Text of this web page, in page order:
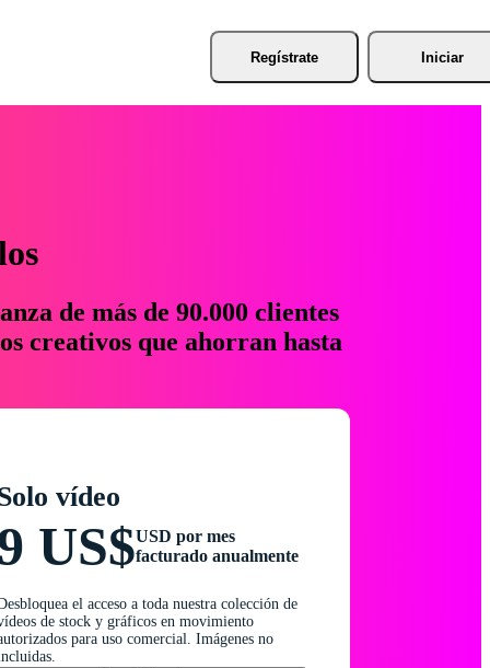
Regístrate Iniciar
de más de 90.000 clientes
creativos que ahorran hasta
vídeo
US$USD por mes
facturado anualmente
el acceso a toda nuestra colección de
de stock y gráficos en movimiento
para uso comercial. Imágenes no